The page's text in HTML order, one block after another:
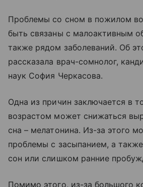
Проблемы со сном в пожилом
быть связаны с малоактивным
также рядом заболеваний. Об
рассказала врач-сомнолог,
наук София Черкасова.
Одна из причин заключается в
возрастом может снижаться
сна – мелатонина. Из-за этого
проблемы с засыпанием, а
сон или слишком ранние
Помимо этого, из-за большого